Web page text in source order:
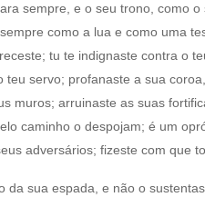
sempre, e o seu trono, como o
como a lua e como uma
tu te indignaste contra o
teu servo; profanaste a sua
muros; arruinaste as suas
caminho o despojam; é um
adversários; fizeste com que
da sua espada, e não o